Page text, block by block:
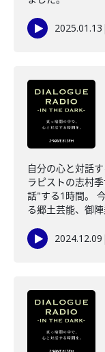
2025.01.13 |
自分の心と対話
ラピストの志村
話"する1時間。
る郷土芸能、御
2024.12.09 |